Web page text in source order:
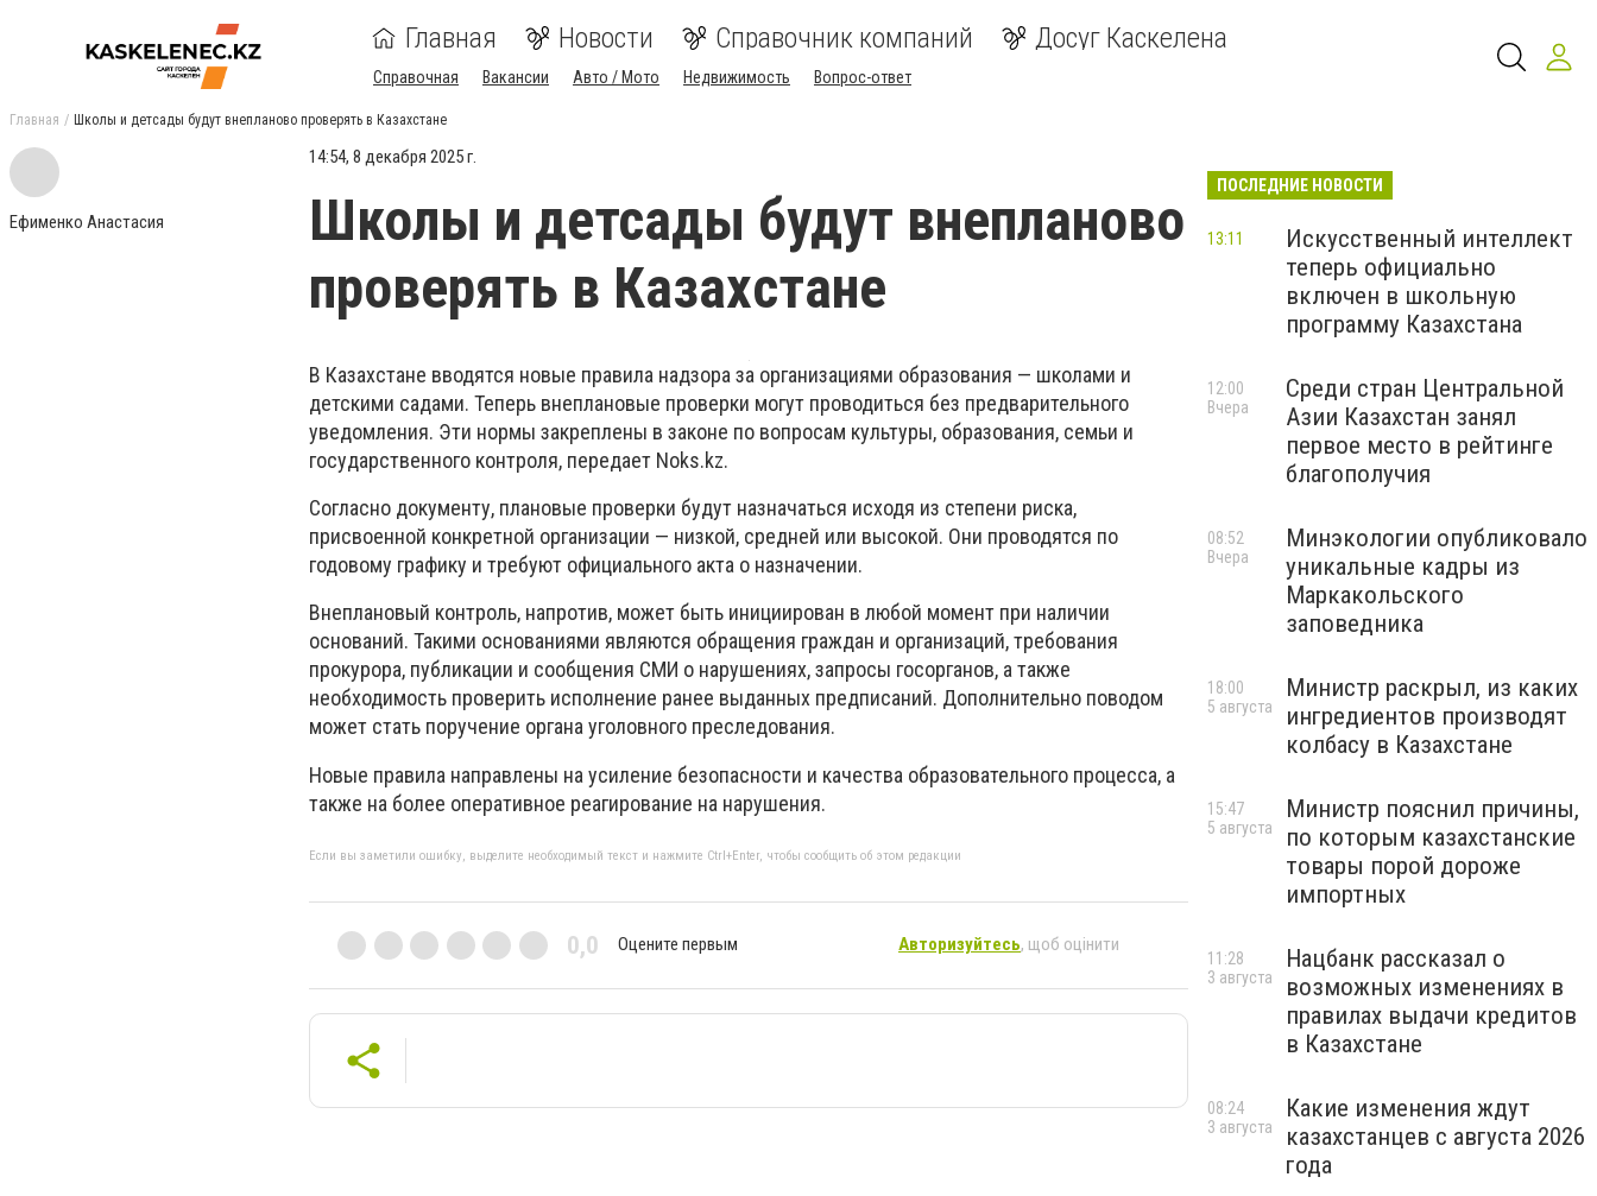
Главная Новости Справочник компаний Досуг Каскелена
Справочная Вакансии Авто / Мото Недвижимость Вопрос-ответ
Главная Школы и детсады будут внепланово проверять в Казахстане
Ефименко Анастасия
14:54, 8 декабря 2025 г.
Школы и детсады будут внепланово
проверять в Казахстане
В Казахстане вводятся новые правила надзора за организациями образования — школами и
детскими садами. Теперь внеплановые проверки могут проводиться без предварительного
уведомления. Эти нормы закреплены в законе по вопросам культуры, образования, семьи и
государственного контроля, передает Noks.kz.
Согласно документу, плановые проверки будут назначаться исходя из степени риска,
присвоенной конкретной организации — низкой, средней или высокой. Они проводятся по
годовому графику и требуют официального акта о назначении.
Внеплановый контроль, напротив, может быть инициирован в любой момент при наличии
оснований. Такими основаниями являются обращения граждан и организаций, требования
прокурора, публикации и сообщения СМИ о нарушениях, запросы госорганов, а также
необходимость проверить исполнение ранее выданных предписаний. Дополнительно поводом
может стать поручение органа уголовного преследования.
Новые правила направлены на усиление безопасности и качества образовательного процесса, а
также на более оперативное реагирование на нарушения.
Если вы заметили ошибку, выделите необходимый текст и нажмите Ctrl+Enter, чтобы сообщить об этом редакции
0,0 Оцените первым Авторизуйтесь, щоб оцінити
ПОСЛЕДНИЕ НОВОСТИ
Искусственный интеллект
теперь официально
включен в школьную
программу Казахстана
13:11
Среди стран Центральной
Азии Казахстан занял
первое место в рейтинге
благополучия
12:00
Вчера
Минэкологии опубликовало
уникальные кадры из
Маркакольского
заповедника
08:52
Вчера
Министр раскрыл, из каких
ингредиентов производят
колбасу в Казахстане
18:00
5 августа
Министр пояснил причины,
по которым казахстанские
товары порой дороже
импортных
15:47
5 августа
Нацбанк рассказал о
возможных изменениях в
правилах выдачи кредитов
в Казахстане
11:28
3 августа
Какие изменения ждут
казахстанцев с августа 2026
года
08:24
3 августа